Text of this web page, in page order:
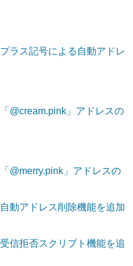
プラス記号による自動アドレ
「@cream.pink」アドレスの
「@merry.pink」アドレスの
自動アドレス削除機能を追加
受信拒否スクリプト機能を追